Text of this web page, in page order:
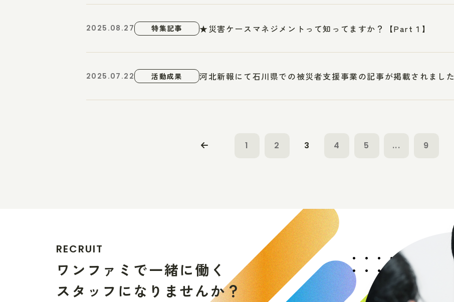
2025.08.27 特集記事 ★災害ケースマネジメントって知ってますか？【Part１】
2025.07.22 活動成果 河北新報にて石川県での被災者支援事業の記事が掲載されました
1 2 3 4 5 ... 9
RECRUIT
ワ ン フ ァ ミ で一緒に働 く
ス タ ッ フ に な り ませんか？